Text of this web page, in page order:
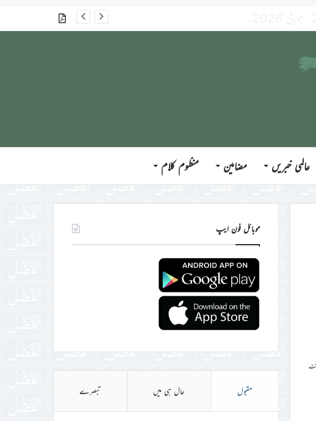
گذشتہ شمارے
عالمی خبریں مضامین منظوم کلام
موبائل فون ایپ
مقبول حال ہی میں تبصرے